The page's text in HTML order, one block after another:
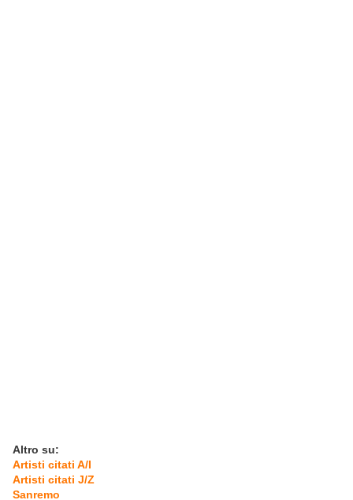
Altro su:
Artisti citati A/I
Artisti citati J/Z
Sanremo